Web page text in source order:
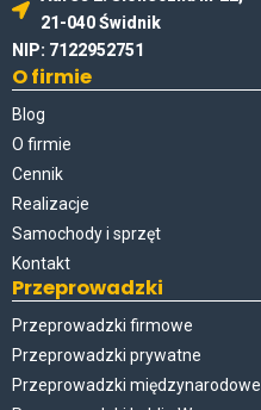
21-040 Świdnik
NIP: 7122952751
O firmie
Blog
O firmie
Cennik
Realizacje
Samochody i sprzęt
Kontakt
Przeprowadzki
Przeprowadzki firmowe
Przeprowadzki prywatne
Przeprowadzki międzynarodowe